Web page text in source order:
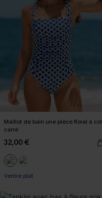
Maillot de bain une pièce floral à col
carré
32,00 €
Ventre plat